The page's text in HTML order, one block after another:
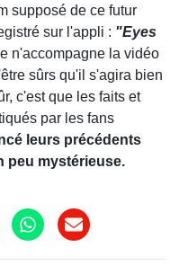
supposé de ce futur
sur l'appli : "Eyes
n'accompagne la vidéo
sûrs qu'il s'agira bien
c'est que les faits et
par les fans
leurs précédents
peu mystérieuse.